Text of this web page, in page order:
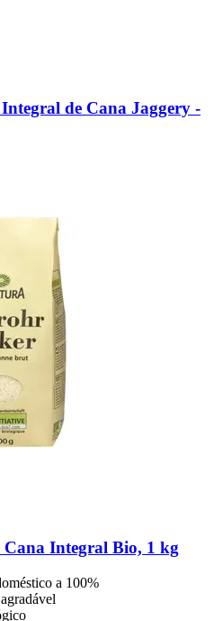
de Cana Jaggery -​
Cana Integral Bio, 1 kg
a 100%